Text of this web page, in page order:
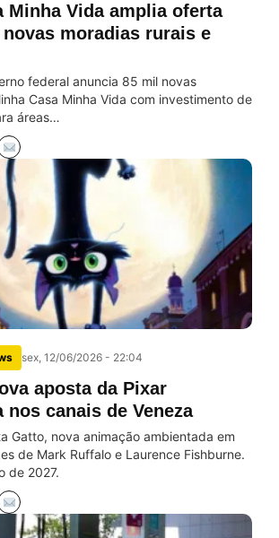
Minha Vida amplia oferta
moradias rurais e
federal anuncia 85 mil novas
Casa Minha Vida com investimento de
áreas…
sex, 12/06/2026 - 22:04
aposta da Pixar
nos canais de Veneza
Gatto, nova animação ambientada em
de Mark Ruffalo e Laurence Fishburne.
de 2027.